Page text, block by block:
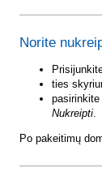
Norite
ties
Nukreipti.
Po pakeitimų